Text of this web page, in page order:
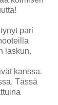
pari
laskun.
kanssa.
Tässä